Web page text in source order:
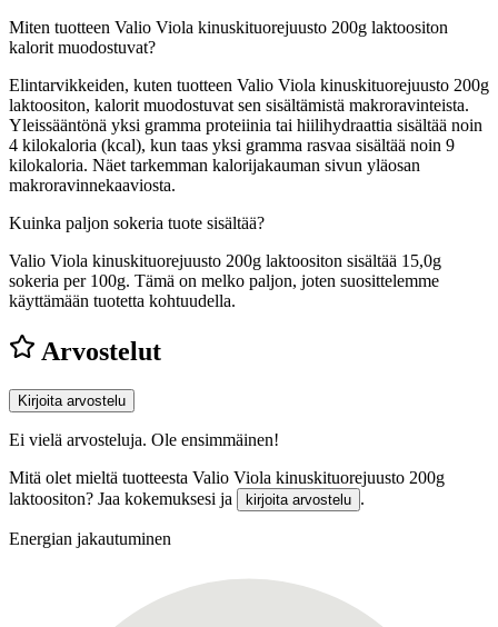
Miten tuotteen Valio Viola kinuskituorejuusto 200g laktoositon
kalorit muodostuvat?
Elintarvikkeiden, kuten tuotteen Valio Viola kinuskituorejuusto 200g
laktoositon, kalorit muodostuvat sen sisältämistä makroravinteista.
Yleissääntönä yksi gramma proteiinia tai hiilihydraattia sisältää noin
4 kilokaloria (kcal), kun taas yksi gramma rasvaa sisältää noin 9
kilokaloria. Näet tarkemman kalorijakauman sivun yläosan
makroravinnekaaviosta.
Kuinka paljon sokeria tuote sisältää?
Valio Viola kinuskituorejuusto 200g laktoositon sisältää 15,0g
sokeria per 100g. Tämä on melko paljon, joten suosittelemme
käyttämään tuotetta kohtuudella.
Arvostelut
Kirjoita arvostelu
Ei vielä arvosteluja. Ole ensimmäinen!
Mitä olet mieltä tuotteesta Valio Viola kinuskituorejuusto 200g
laktoositon? Jaa kokemuksesi ja
kirjoita arvostelu .
Energian jakautuminen